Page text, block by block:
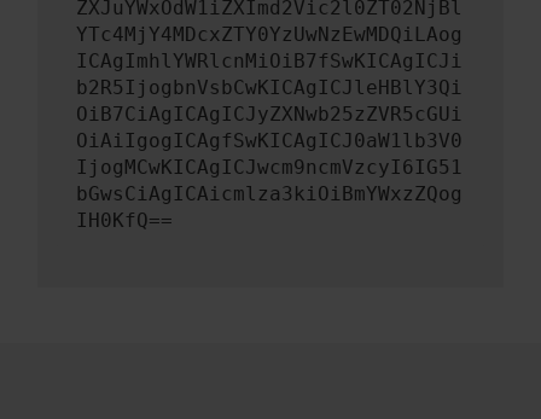
ZXJuYWxOdW1iZXImd2Vic2l0ZT02NjBl
YTc4MjY4MDcxZTY0YzUwNzEwMDQiLAog
ICAgImhlYWRlcnMiOiB7fSwKICAgICJi
b2R5IjogbnVsbCwKICAgICJleHBlY3Qi
OiB7CiAgICAgICJyZXNwb25zZVR5cGUi
OiAiIgogICAgfSwKICAgICJ0aW1lb3V0
IjogMCwKICAgICJwcm9ncmVzcyI6IG51
bGwsCiAgICAicmlza3kiOiBmYWxzZQog
IH0KfQ==